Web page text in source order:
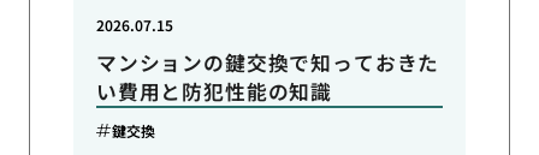
マンションの鍵交換で知っておきた
い費用と防犯性能の知識
2026.07.15
鍵交換